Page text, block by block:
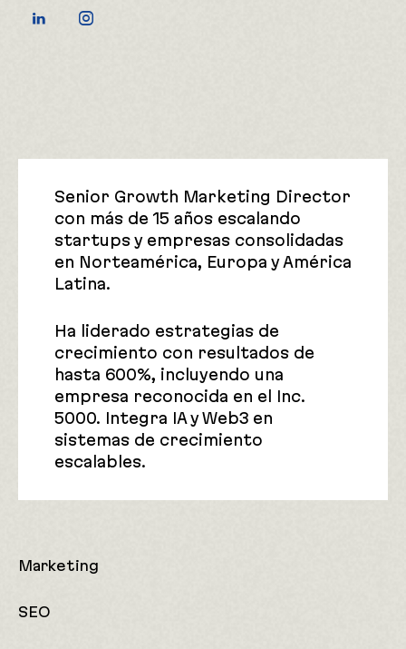
Senior Growth Marketing Director
con más de 15 años escalando
startups y empresas consolidadas
en Norteamérica, Europa y América
Latina.
Ha liderado estrategias de
crecimiento con resultados de
hasta 600%, incluyendo una
empresa reconocida en el Inc.
5000. Integra IA y Web3 en
sistemas de crecimiento
escalables.
Marketing
SEO